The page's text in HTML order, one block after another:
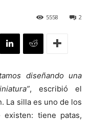
2
5558
diseñando una
, escribió el
La silla es uno de los
existen: tiene patas,